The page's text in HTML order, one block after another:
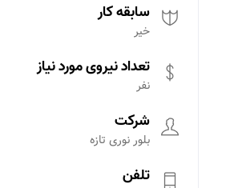
سابقه کار
خیر
تعداد نیروی مورد نیاز
نفر
شرکت
بلور نوری تازه
تلفن